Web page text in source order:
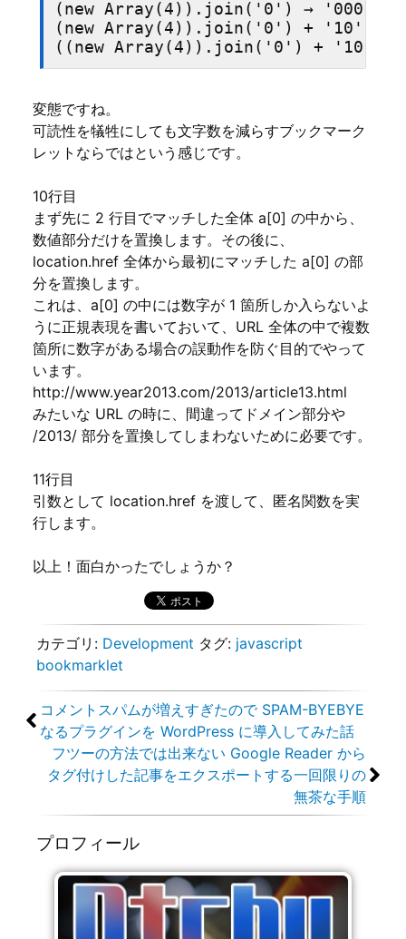
(new Array(4)).join('0') → '000'
(new Array(4)).join('0') + '10' →
変態ですね。
可読性を犠牲にしても文字数を減らすブックマーク
レットならではという感じです。
10行目
まず先に 2 行目でマッチした全体 a[0] の中から、
数値部分だけを置換します。その後に、
location.href 全体から最初にマッチした a[0] の部
分を置換します。
これは、a[0] の中には数字が 1 箇所しか入らないよ
うに正規表現を書いておいて、URL 全体の中で複数
箇所に数字がある場合の誤動作を防ぐ目的でやって
います。
http://www.year2013.com/2013/article13.html
みたいな URL の時に、間違ってドメイン部分や
/2013/ 部分を置換してしまわないために必要です。
11行目
引数として location.href を渡して、匿名関数を実
行します。
以上！面白かったでしょうか？
カテゴリ: Development タグ: javascript
bookmarklet
コメントスパムが増えすぎたので SPAM-BYEBYE
なるプラグインを WordPress に導入してみた話
フツーの方法では出来ない Google Reader から
タグ付けした記事をエクスポートする一回限りの
無茶な手順
プロフィール